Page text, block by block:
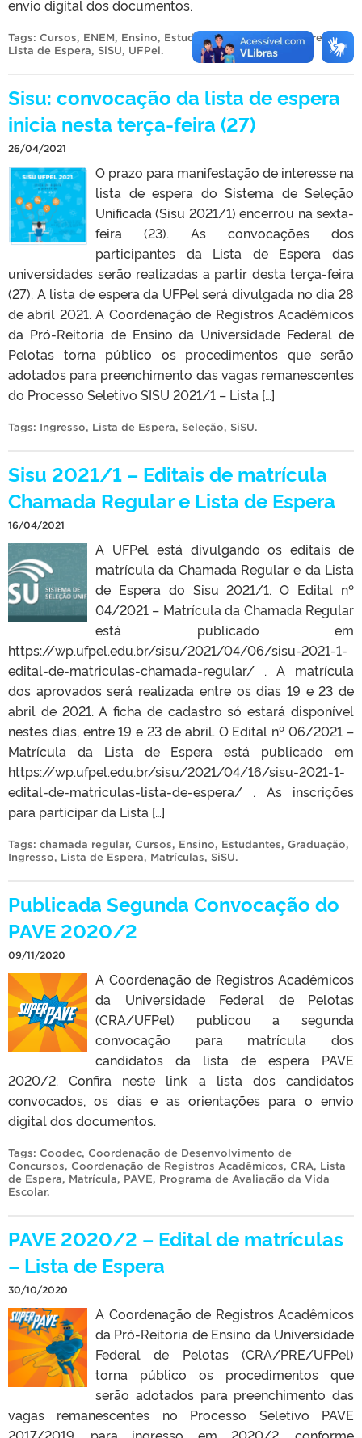
envio digital dos documentos.
Tags: Cursos, ENEM, Ensino, Estudantes Graduação,Ingresso
Lista de Espera, SiSU, UFPel.
Sisu: convocação da lista de espera
inicia nesta terça-feira (27)
26/04/2021
O prazo para manifestação de interesse na
lista de espera do Sistema de Seleção
Unificada (Sisu 2021/1) encerrou na sexta-
feira (23). As convocações dos
participantes da Lista de Espera das
universidades serão realizadas a partir desta terça-feira
(27). A lista de espera da UFPel será divulgada no dia 28
de abril 2021. A Coordenação de Registros Acadêmicos
da Pró-Reitoria de Ensino da Universidade Federal de
Pelotas torna público os procedimentos que serão
adotados para preenchimento das vagas remanescentes
do Processo Seletivo SISU 2021/1 – Lista […]
Tags: Ingresso, Lista de Espera, Seleção, SiSU.
Sisu 2021/1 – Editais de matrícula
Chamada Regular e Lista de Espera
16/04/2021
A UFPel está divulgando os editais de
matrícula da Chamada Regular e da Lista
de Espera do Sisu 2021/1. O Edital nº
04/2021 – Matrícula da Chamada Regular
está publicado em
https://wp.ufpel.edu.br/sisu/2021/04/06/sisu-2021-1-
edital-de-matriculas-chamada-regular/ . A matrícula
dos aprovados será realizada entre os dias 19 e 23 de
abril de 2021. A ficha de cadastro só estará disponível
nestes dias, entre 19 e 23 de abril. O Edital nº 06/2021 –
Matrícula da Lista de Espera está publicado em
https://wp.ufpel.edu.br/sisu/2021/04/16/sisu-2021-1-
edital-de-matriculas-lista-de-espera/ . As inscrições
para participar da Lista […]
Tags: chamada regular, Cursos, Ensino, Estudantes, Graduação,
Ingresso, Lista de Espera, Matrículas, SiSU.
Publicada Segunda Convocação do
PAVE 2020/2
09/11/2020
A Coordenação de Registros Acadêmicos
da Universidade Federal de Pelotas
(CRA/UFPel) publicou a segunda
convocação para matrícula dos
candidatos da lista de espera PAVE
2020/2. Confira neste link a lista dos candidatos
convocados, os dias e as orientações para o envio
digital dos documentos.
Tags: Coodec, Coordenação de Desenvolvimento de
Concursos, Coordenação de Registros Acadêmicos, CRA, Lista
de Espera, Matrícula, PAVE, Programa de Avaliação da Vida
Escolar.
PAVE 2020/2 – Edital de matrículas
– Lista de Espera
30/10/2020
A Coordenação de Registros Acadêmicos
da Pró-Reitoria de Ensino da Universidade
Federal de Pelotas (CRA/PRE/UFPel)
torna público os procedimentos que
serão adotados para preenchimento das
vagas remanescentes no Processo Seletivo PAVE
2017/2019, para ingresso em 2020/2, conforme